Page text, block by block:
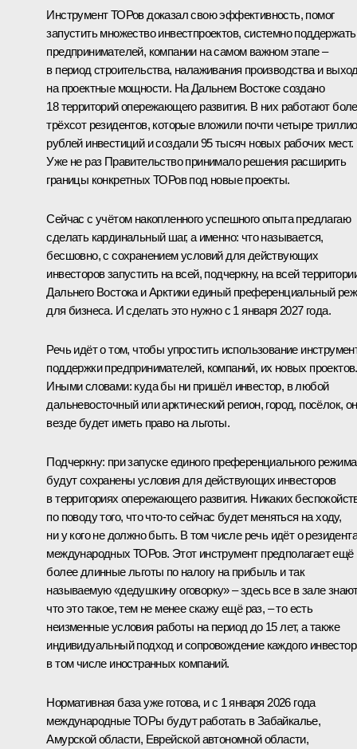
Инструмент ТОРов доказал свою эффективность, помог
запустить множество инвестпроектов, системно поддержать
предпринимателей, компании на самом важном этапе –
в период строительства, налаживания производства и
на проектные мощности. На Дальнем Востоке создано
18 территорий опережающего развития. В них работают
трёхсот резидентов, которые вложили почти четыре
рублей инвестиций и создали 95 тысяч новых рабочих мест.
Уже не раз Правительство принимало решения расширить
границы конкретных ТОРов под новые проекты.
Сейчас с учётом накопленного успешного опыта предлагаю
сделать кардинальный шаг, а именно: что называется,
бесшовно, с сохранением условий для действующих
инвесторов запустить на всей, подчеркну, на всей
Дальнего Востока и Арктики единый преференциальный
для бизнеса. И сделать это нужно с 1 января 2027 года.
Речь идёт о том, чтобы упростить использование
поддержки предпринимателей, компаний, их новых проектов.
Иными словами: куда бы ни пришёл инвестор, в любой
дальневосточный или арктический регион, город, посёлок, он
везде будет иметь право на льготы.
Подчеркну: при запуске единого преференциального режима
будут сохранены условия для действующих инвесторов
в территориях опережающего развития. Никаких
по поводу того, что что-то сейчас будет меняться на ходу,
ни у кого не должно быть. В том числе речь идёт о
международных ТОРов. Этот инструмент предполагает ещё
более длинные льготы по налогу на прибыль и так
называемую «дедушкину оговорку» – здесь все в зале
что это такое, тем не менее скажу ещё раз, – то есть
неизменные условия работы на период до 15 лет, а также
индивидуальный подход и сопровождение каждого
в том числе иностранных компаний.
Нормативная база уже готова, и с 1 января 2026 года
международные ТОРы будут работать в Забайкалье,
Амурской области, Еврейской автономной области,